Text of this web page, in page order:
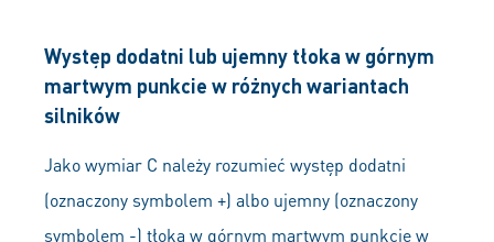
Występ dodatni lub ujemny tłoka w górnym
martwym punkcie w różnych wariantach
silników
Jako wymiar C należy rozumieć występ dodatni
(oznaczony symbolem +) albo ujemny (oznaczony
symbolem -) tłoka w górnym martwym punkcie w